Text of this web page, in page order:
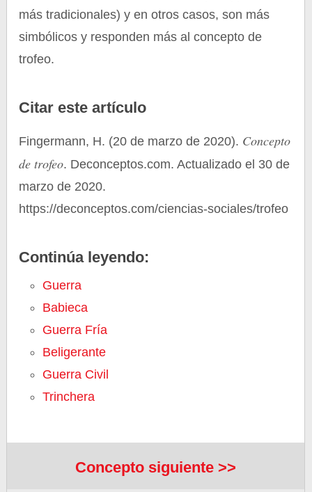
más tradicionales) y en otros casos, son más
simbólicos y responden más al concepto de
trofeo.
Citar este artículo
Fingermann, H. (20 de marzo de 2020). Concepto
de trofeo. Deconceptos.com. Actualizado el 30 de
marzo de 2020.
https://deconceptos.com/ciencias-sociales/trofeo
Continúa leyendo:
Guerra
Babieca
Guerra Fría
Beligerante
Guerra Civil
Trinchera
Concepto siguiente >>